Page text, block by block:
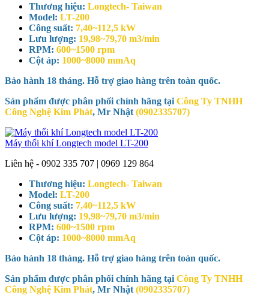
Thương hiệu: Longtech- Taiwan
Model: LT-200
Công suất: 7,40~112,5 kW
Lưu lượng: 19,98~79,70 m3/min
RPM: 600~1500 rpm
Cột áp: 1000~8000 mmAq
Bảo hành 18 tháng. Hỗ trợ giao hàng trên toàn quốc.
Sản phẩm được phân phối chính hãng tại Công Ty TNHH
Công Nghệ Kim Phát, Mr Nhật (0902335707)
Máy thổi khí Longtech model LT-200
Liên hệ - 0902 335 707 | 0969 129 864
Thương hiệu: Longtech- Taiwan
Model: LT-200
Công suất: 7,40~112,5 kW
Lưu lượng: 19,98~79,70 m3/min
RPM: 600~1500 rpm
Cột áp: 1000~8000 mmAq
Bảo hành 18 tháng. Hỗ trợ giao hàng trên toàn quốc.
Sản phẩm được phân phối chính hãng tại Công Ty TNHH
Công Nghệ Kim Phát, Mr Nhật (0902335707)